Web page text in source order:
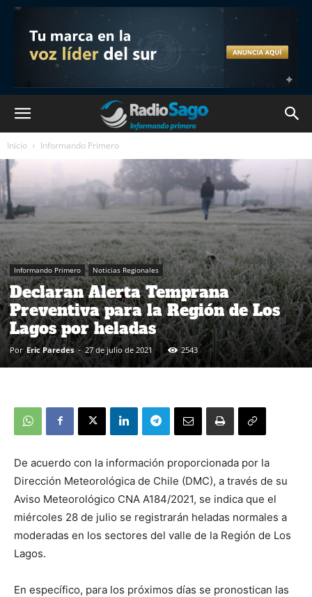
Inicio Informando Primero
Informando Primero Noticias Regionales
Declaran Alerta Temprana
Preventiva para la Región de Los
Lagos por heladas
Por Eric Paredes - 27 de julio de 2021 2543
De acuerdo con la información proporcionada por la
Dirección Meteorológica de Chile (DMC), a través de su
Aviso Meteorológico CNA A184/2021, se indica que el
miércoles 28 de julio se registrarán heladas normales a
moderadas en los sectores del valle de la Región de Los
Lagos.
En específico, para los próximos días se pronostican las